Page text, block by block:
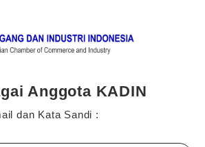
Anggota KADIN
dan Kata Sandi :